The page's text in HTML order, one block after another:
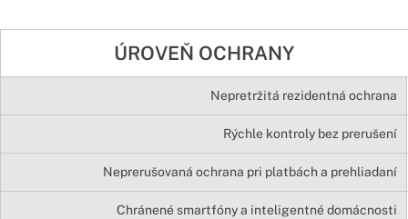
ÚROVEŇ OCHRANY
Nepretržitá rezidentná ochrana
Rýchle kontroly bez prerušení
Neprerušovaná ochrana pri platbách a prehliadaní
Chránené smartfóny a inteligentné domácnosti